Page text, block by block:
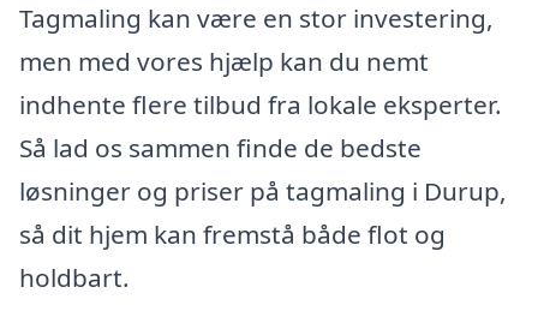
Tagmaling kan være en stor investering,
men med vores hjælp kan du nemt
indhente flere tilbud fra lokale eksperter.
Så lad os sammen finde de bedste
løsninger og priser på tagmaling i Durup,
så dit hjem kan fremstå både flot og
holdbart.